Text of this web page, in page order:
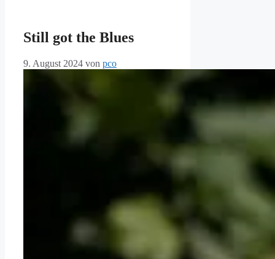
Still got the Blues
9. August 2024 von pco